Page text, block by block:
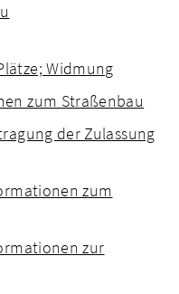
Widmung
zum Straßenbau
der Zulassung
zum
zur